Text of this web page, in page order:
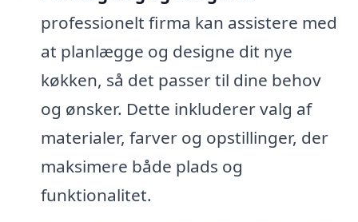
professionelt firma kan assistere med
at planlægge og designe dit nye
køkken, så det passer til dine behov
og ønsker. Dette inkluderer valg af
materialer, farver og opstillinger, der
maksimere både plads og
funktionalitet.